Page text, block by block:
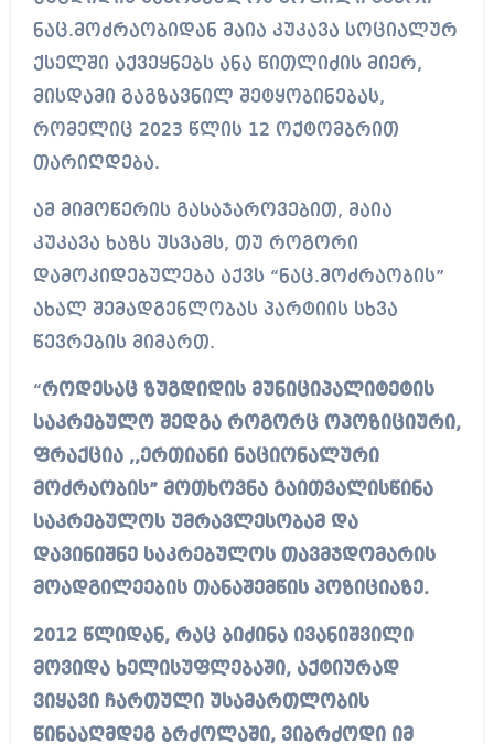
ნაც.მოძრაობიდან მაია კუკავა სოციალურ
ქსელში აქვეყნებს ანა წითლიძის მიერ,
მისდამი გაგზავნილ შეტყობინებას,
რომელიც 2023 წლის 12 ოქტომბრით
თარიღდება.
ამ მიმოწერის გასაჯაროვებით, მაია
კუკავა ხაზს უსვამს, თუ როგორი
დამოკიდებულება აქვს “ნაც.მოძრაობის”
ახალ შემადგენლობას პარტიის სხვა
წევრების მიმართ.
“როდესაც ზუგდიდის მუნიციპალიტეტის
საკრებულო შედგა როგორც ოპოზიციური,
ფრაქცია ,,ერთიანი ნაციონალური
მოძრაობის” მოთხოვნა გაითვალისწინა
საკრებულოს უმრავლესობამ და
დავინიშნე საკრებულოს თავმჯდომარის
მოადგილეების თანაშემწის პოზიციაზე.
2012 წლიდან, რაც ბიძინა ივანიშვილი
მოვიდა ხელისუფლებაში, აქტიურად
ვიყავი ჩართული უსამართლობის
წინააღმდეგ ბრძოლაში, ვიბრძოდი იმ